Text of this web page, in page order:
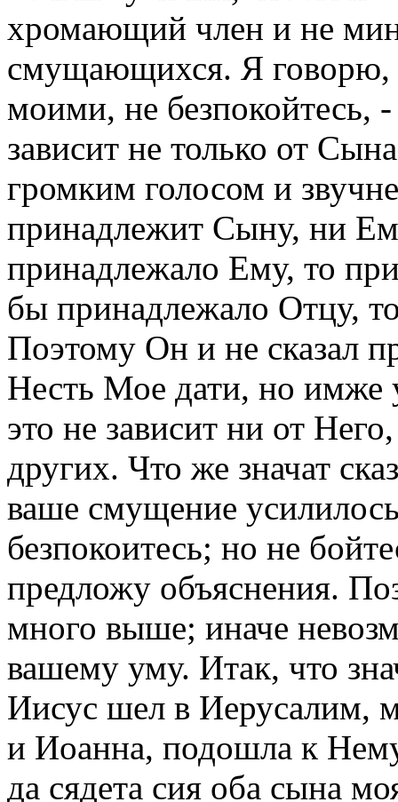
хромающий член и не
смущающихся. Я говорю,
моими, не безпокойтесь,
зависит не только от
громким голосом и
принадлежит Сыну, ни
принадлежало Ему, то
бы принадлежало Отцу,
Поэтому Он и не сказал
Несть Мое дати, но имже
это не зависит ни от
других. Что же значат
ваше смущение
безпокоитесь; но не
предложу объяснения.
много выше; иначе
вашему уму. Итак, что
Иисус шел в Иерусалим,
и Иоанна, подошла к
да сядета сия оба сына